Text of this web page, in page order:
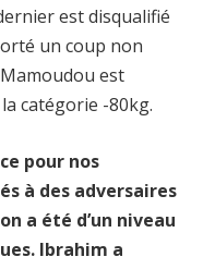
est disqualifié
un coup non
est
catégorie -80kg.
pour nos
à des adversaires
a été d’un niveau
Ibrahim a